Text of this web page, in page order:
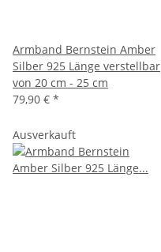
Armband Bernstein Amber
Silber 925 Länge verstellbar
von 20 cm - 25 cm
79,90 € *
Ausverkauft